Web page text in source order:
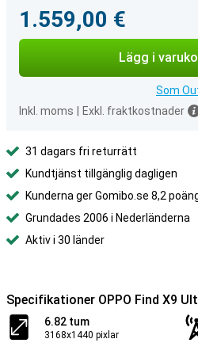
1.559,00 €
Lägg i
Som
Inkl. moms
Exkl. fraktkostnader
31 dagars fri returrätt
Kundtjänst tillgänglig dagligen
Kunderna ger Gomibo.se 8,2
Grundades 2006 i Nederländerna
Aktiv i 30 länder
Specifikationer OPPO Find X9
6.82 tum
3168x1440 pixlar